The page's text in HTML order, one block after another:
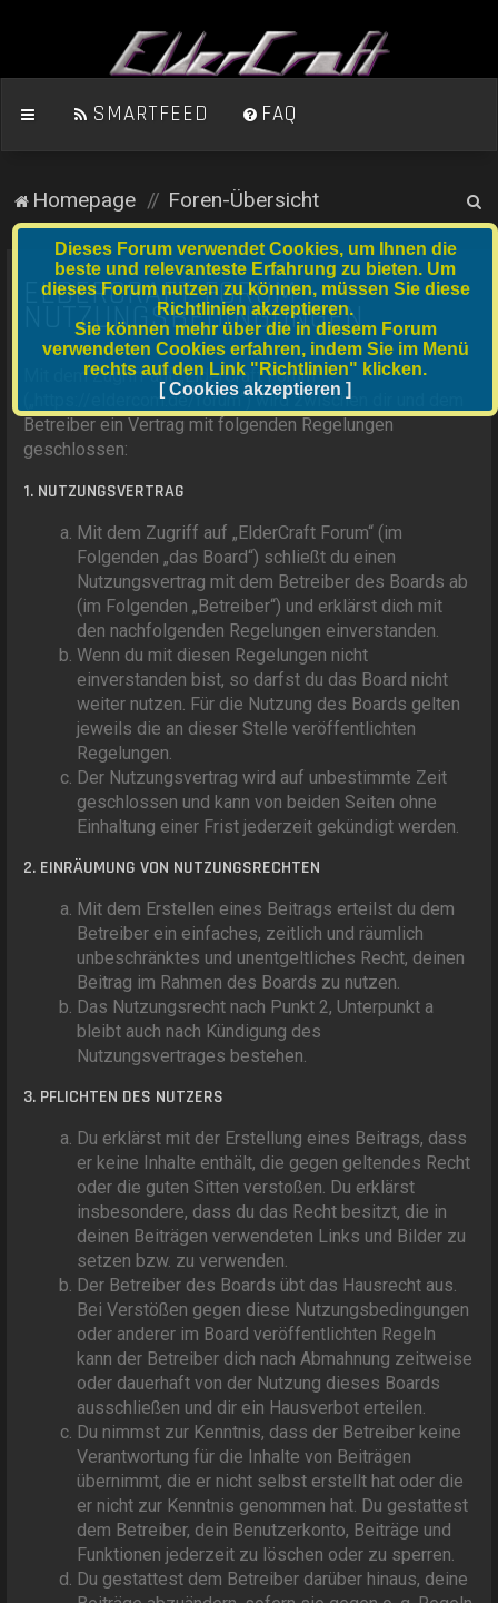
SMARTFEED FAQ
Homepage Foren-Übersicht
u
ELDERCRAFT FORUM -
NUTZUNGSBEDINGUNGEN
Mit dem Zugriff auf „ElderCraft Forum“
(„https://eldercom.de/forum“) wird zwischen dir und dem
Betreiber ein Vertrag mit folgenden Regelungen
geschlossen:
1. NUTZUNGSVERTRAG
Mit dem Zugriff auf „ElderCraft Forum“ (im
Folgenden „das Board“) schließt du einen
Nutzungsvertrag mit dem Betreiber des Boards ab
(im Folgenden „Betreiber“) und erklärst dich mit
den nachfolgenden Regelungen einverstanden.
Wenn du mit diesen Regelungen nicht
einverstanden bist, so darfst du das Board nicht
weiter nutzen. Für die Nutzung des Boards gelten
jeweils die an dieser Stelle veröffentlichten
Regelungen.
Der Nutzungsvertrag wird auf unbestimmte Zeit
geschlossen und kann von beiden Seiten ohne
Einhaltung einer Frist jederzeit gekündigt werden.
2. EINRÄUMUNG VON NUTZUNGSRECHTEN
Mit dem Erstellen eines Beitrags erteilst du dem
Betreiber ein einfaches, zeitlich und räumlich
unbeschränktes und unentgeltliches Recht, deinen
Beitrag im Rahmen des Boards zu nutzen.
Das Nutzungsrecht nach Punkt 2, Unterpunkt a
bleibt auch nach Kündigung des
Nutzungsvertrages bestehen.
3. PFLICHTEN DES NUTZERS
Du erklärst mit der Erstellung eines Beitrags, dass
er keine Inhalte enthält, die gegen geltendes Recht
oder die guten Sitten verstoßen. Du erklärst
insbesondere, dass du das Recht besitzt, die in
deinen Beiträgen verwendeten Links und Bilder zu
setzen bzw. zu verwenden.
Der Betreiber des Boards übt das Hausrecht aus.
Bei Verstößen gegen diese Nutzungsbedingungen
oder anderer im Board veröffentlichten Regeln
kann der Betreiber dich nach Abmahnung zeitweise
oder dauerhaft von der Nutzung dieses Boards
ausschließen und dir ein Hausverbot erteilen.
Du nimmst zur Kenntnis, dass der Betreiber keine
Verantwortung für die Inhalte von Beiträgen
übernimmt, die er nicht selbst erstellt hat oder die
er nicht zur Kenntnis genommen hat. Du gestattest
dem Betreiber, dein Benutzerkonto, Beiträge und
Funktionen jederzeit zu löschen oder zu sperren.
Du gestattest dem Betreiber darüber hinaus, deine
Dieses Forum verwendet Cookies, um Ihnen die
beste und relevanteste Erfahrung zu bieten. Um
dieses Forum nutzen zu können, müssen Sie diese
Richtlinien akzeptieren.
Sie können mehr über die in diesem Forum
verwendeten Cookies erfahren, indem Sie im Menü
rechts auf den Link "Richtlinien" klicken.
[ Cookies akzeptieren ]